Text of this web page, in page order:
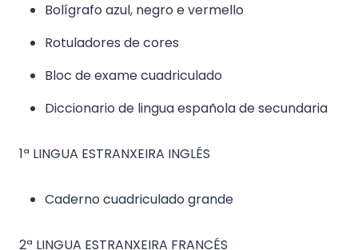
Bolígrafo azul, negro e vermello
Rotuladores de cores
Bloc de exame cuadriculado
Diccionario de lingua española de secundaria
1ª LINGUA ESTRANXEIRA INGLÉS
Caderno cuadriculado grande
2ª LINGUA ESTRANXEIRA FRANCÉS